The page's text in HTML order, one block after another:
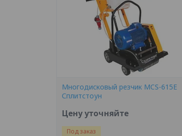
Многодисковый резчик MCS-615E
Сплитстоун
Цену уточняйте
Под заказ